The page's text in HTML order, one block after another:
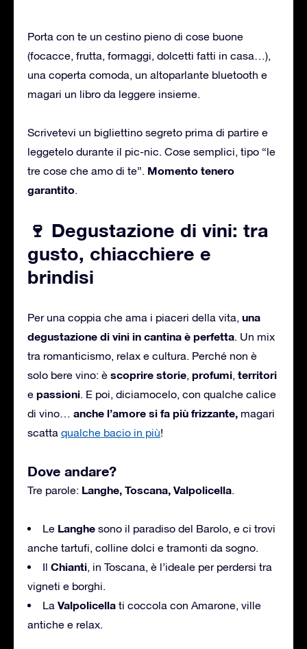
Porta con te un cestino pieno di cose buone
(focacce, frutta, formaggi, dolcetti fatti in casa…),
una coperta comoda, un altoparlante bluetooth e
magari un libro da leggere insieme.
Scrivetevi un bigliettino segreto prima di partire e
leggetelo durante il pic-nic. Cose semplici, tipo “le
tre cose che amo di te”. Momento tenero
garantito.
🍷 Degustazione di vini: tra
gusto, chiacchiere e
brindisi
Per una coppia che ama i piaceri della vita, una
degustazione di vini in cantina è perfetta. Un mix
tra romanticismo, relax e cultura. Perché non è
solo bere vino: è scoprire storie, profumi, territori
e passioni. E poi, diciamocelo, con qualche calice
di vino… anche l’amore si fa più frizzante, magari
scatta qualche bacio in più!
Dove andare?
Tre parole: Langhe, Toscana, Valpolicella.
Le Langhe sono il paradiso del Barolo, e ci trovi
anche tartufi, colline dolci e tramonti da sogno.
Il Chianti, in Toscana, è l’ideale per perdersi tra
vigneti e borghi.
La Valpolicella ti coccola con Amarone, ville
antiche e relax.